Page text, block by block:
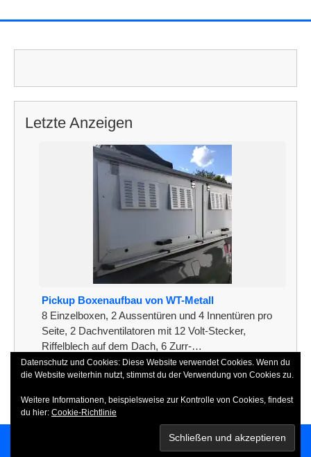
Letzte Anzeigen
Pickup Boxenaufbau von WT-Metall
8 Einzelboxen, 2 Aussentüren und 4 Innentüren pro
Seite, 2 Dachventilatoren mit 12 Volt-Stecker,
Riffelblech auf dem Dach, 6 Zurr-…
[weiterlesen]
Datenschutz und Cookies: Diese Website verwendet Cookies. Wenn du
die Website weiterhin nutzt, stimmst du der Verwendung von Cookies zu.
Weitere Informationen, beispielsweise zur Kontrolle von Cookies, findest
du hier: Cookie-Richtlinie